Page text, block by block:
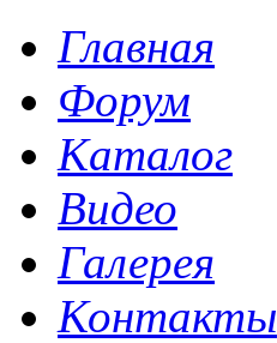
Главная
Форум
Каталог
Видео
Галерея
Контакты